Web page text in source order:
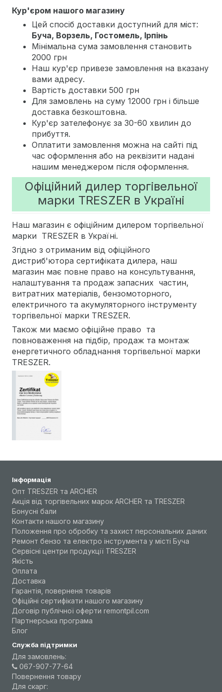
Кур'єром нашого магазину
Цей спосіб доставки доступний для міст:
Буча, Ворзель, Гостомель, Ірпінь
Мінімальна сума замовлення становить
2000 грн
Наш кур'єр привезе замовлення на вказану
вами адресу.
Вартість доставки 500 грн
Для замовлень на суму 12000 грн і більше
доставка безкоштовна.
Кур'єр зателефонує за 30-60 хвилин до
прибуття.
Оплатити замовлення можна на сайті під
час оформлення або на реквізити надані
нашим менеджером після оформлення.
Офіційний дилер торгівельної
марки TRESZER в Україні
Наш магазин є офіційним дилером торгівельної
марки TRESZER в Україні.
Згідно з отриманим від офіційного
дистриб'ютора сертифіката дилера, наш
магазин має повне право на консультування,
налаштування та продаж запасних частин,
витратних матеріалів, бензомоторного,
електричного та акумуляторного інструменту
торгівельної марки TRESZER.
Також ми маємо офіційне право та
повноваження на підбір, продаж та монтаж
енергетичного обладнання торгівельної марки
TRESZER.
Інформація
Опт TRESZER та ARCHER
Акція від торгівельних марок ARCHER та TRESZER
Бонусні бали
Контакти нашого магазину
Положення про обробку та захист персональних даних
Ремонт бензо та електро інструмента у місті Буча
Сервісні центри продукції TRESZER
Якість
Оплата
Доставка
Гарантія, поверненя товарів
Офіційні сертифікати нашого магазину
Договір публічної оферти remontpil.com
Партнерська програма
Блог
Служба підтримки
Для замовлень:
067-907-77-64
Повернення товару
Для скарг: